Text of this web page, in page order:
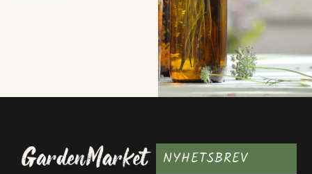
NYHETSBREV